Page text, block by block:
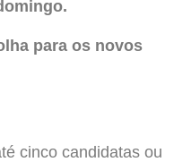
para os novos
cinco candidatas ou